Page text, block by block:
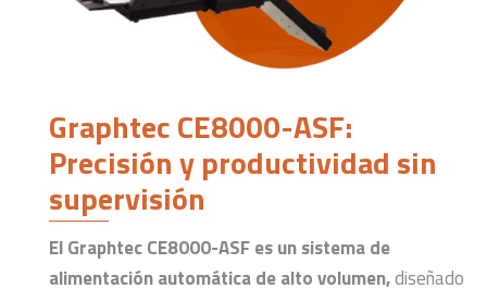
Graphtec CE8000-ASF:
Precisión y productividad sin
supervisión
El Graphtec CE8000-ASF es un sistema de
alimentación automática de alto volumen,diseñado